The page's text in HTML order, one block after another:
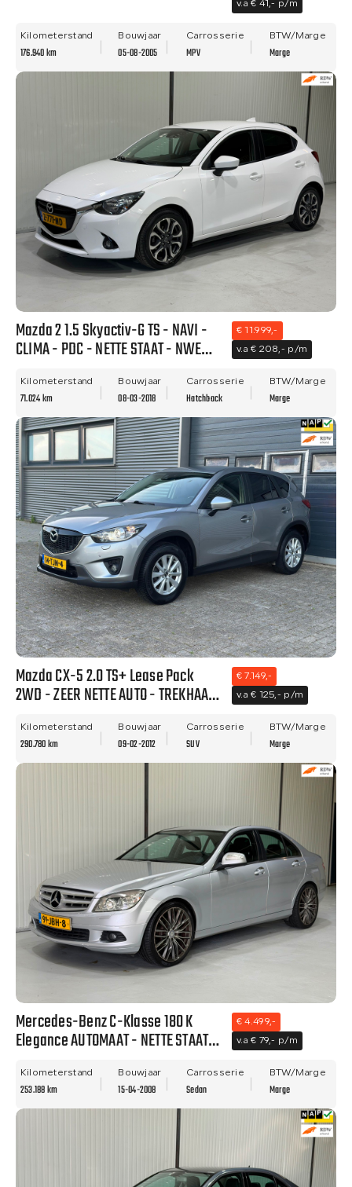
v.a € 41,- p/m
Kilometerstand
176.940 km
Bouwjaar
05-08-2005
Carrosserie
MPV
BTW/Marge
Marge
Mazda 2 1.5 Skyactiv-G TS - NAVI -
CLIMA - PDC - NETTE STAAT - NWE
€ 11.999,-
v.a € 208,- p/m
Kilometerstand
71.024 km
Bouwjaar
08-03-2018
Carrosserie
Hatchback
BTW/Marge
Marge
Mazda CX-5 2.0 TS+ Lease Pack
2WD - ZEER NETTE AUTO - TREKHAAK
€ 7.149,-
v.a € 125,- p/m
Kilometerstand
290.780 km
Bouwjaar
09-02-2012
Carrosserie
SUV
BTW/Marge
Marge
Mercedes-Benz C-Klasse 180 K
Elegance AUTOMAAT - NETTE STAAT-
€ 4.499,-
v.a € 79,- p/m
Kilometerstand
253.188 km
Bouwjaar
15-04-2008
Carrosserie
Sedan
BTW/Marge
Marge